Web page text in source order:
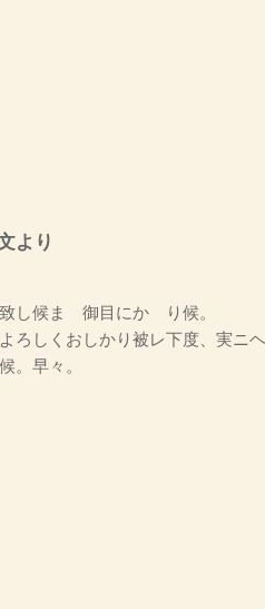
より
し候まゝ御目にかゝり候。
ろしくおしかり被レ下度、実ニ
。早々。